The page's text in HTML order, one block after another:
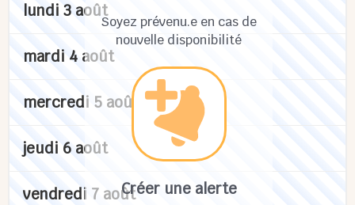
Soyez prévenu.e en cas de
nouvelle disponibilité
Créer une alerte
lundi 3 août
mardi 4 août
mercredi 5 août
jeudi 6 août
vendredi 7 août